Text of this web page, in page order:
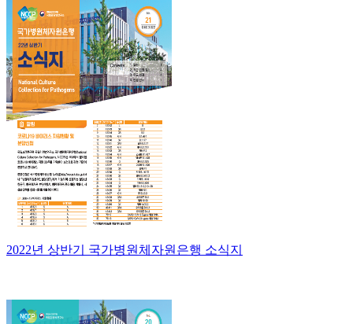
2022년 상반기 국가병원체자원은행 소식지